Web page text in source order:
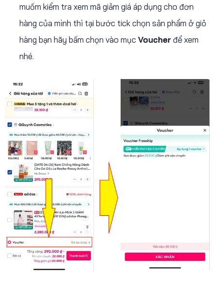
muốm kiểm tra xem mã giảm giá áp dụng cho đơn
hàng của mình thì tại bước tick chọn sản phẩm ở giỏ
hàng bạn hãy bấm chọn vào mục Voucher để xem
nhé.